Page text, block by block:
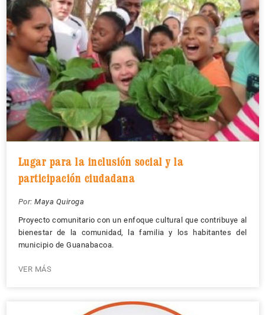
Lugar para la inclusión social y la
participación ciudadana
Por: Maya Quiroga
Proyecto comunitario con un enfoque cultural que contribuye al
bienestar de la comunidad, la familia y los habitantes del
municipio de Guanabacoa.
VER MÁS